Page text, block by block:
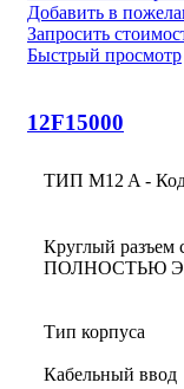
Добавить в
Запросить
Быстрый просмотр
12F15000
ТИП M12 A -
Круглый разъем
ПОЛНОСТЬЮ
Тип корпуса
Кабельный ввод